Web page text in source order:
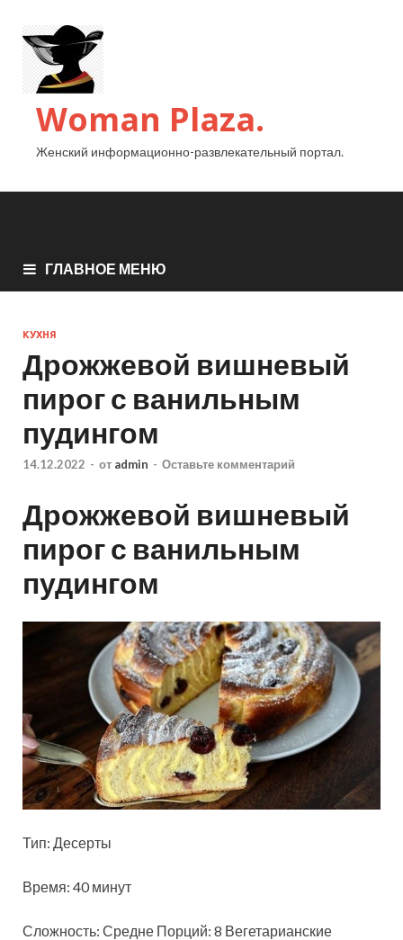
Woman Plaza.
Женский информационно-развлекательный портал.
ГЛАВНОЕ МЕНЮ
КУХНЯ
Дрожжевой вишневый
пирог с ванильным
пудингом
14.12.2022 - от admin - Оставьте комментарий
Дрожжевой вишневый
пирог с ванильным
пудингом
Тип: Десерты
Время: 40 минут
Сложность: Средне Порций: 8 Вегетарианские